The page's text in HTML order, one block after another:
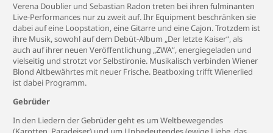
Verena Doublier und Sebastian Radon treten bei ihren fulminanten
Live-Performances nur zu zweit auf. Ihr Equipment beschränken sie
dabei auf eine Loopstation, eine Gitarre und eine Cajon. Trotzdem ist
ihre Musik, sowohl auf dem Debüt-Album „Der letzte Kaiser“, als
auch auf ihrer neuen Veröffentlichung „ZWA“, energiegeladen und
vielseitig und strotzt vor Selbstironie. Musikalisch verbinden Wiener
Blond Altbewährtes mit neuer Frische. Beatboxing trifft Wienerlied
ist dabei Programm.
Gebrüder
In den Liedern der Gebrüder geht es um Weltbewegendes